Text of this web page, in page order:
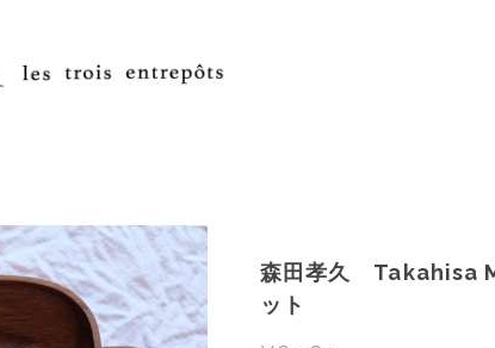
森田孝久 Takahisa
ット